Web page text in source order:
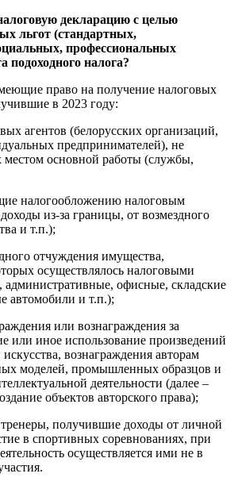
декларацию с целью
льгот (стандартных,
профессиональных
подоходного налога?
право на получение налоговых
в 2023 году:
агентов (белорусских организаций,
предпринимателей), не
основной работы (службы,
налогообложению налоговым
из-за границы, от возмездного
и т.п.);
отчуждения имущества,
осуществлялось налоговыми
административные, офисные, складские
автомобили и т.п.);
или вознаграждения за
или иное использование произведений
вознаграждения авторам
моделей, промышленных образцов и
деятельности (далее –
объектов авторского права);
получившие доходы от личной
в спортивных соревнованиях, при
осуществляется ими не в